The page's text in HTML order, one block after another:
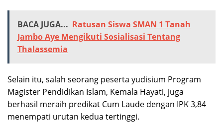
BACA JUGA... Ratusan Siswa SMAN 1 Tanah
Jambo Aye Mengikuti Sosialisasi Tentang
Thalassemia
Selain itu, salah seorang peserta yudisium Program
Magister Pendidikan Islam, Kemala Hayati, juga
berhasil meraih predikat Cum Laude dengan IPK 3,84
menempati urutan kedua tertinggi.